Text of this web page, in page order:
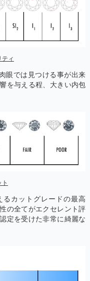
ティ
眼では見つける事が出来
を与える程、大きい内包
るカットグレードの最高
の全てがエクセレント評
定を受けた非常に綺麗な